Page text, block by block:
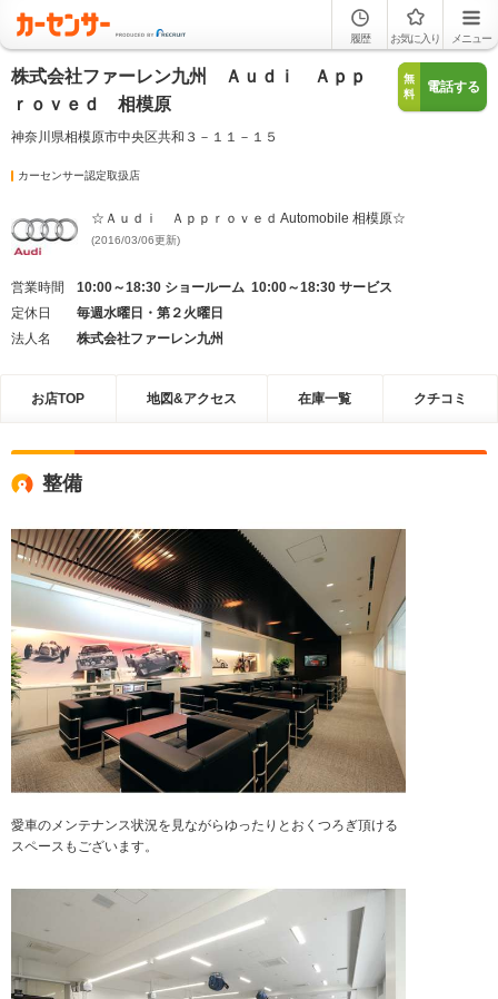
履歴 お気に入り メニュー
株式会社ファーレン九州 Ａｕｄｉ Ａｐｐ
ｒｏｖｅｄ 相模原
神奈川県相模原市中央区共和３－１１－１５
無
料
電話する
カーセンサー認定取扱店
☆Ａｕｄｉ Ａｐｐｒｏｖｅｄ Automobile 相模原☆
(2016/03/06更新)
営業時間
10:00～18:30 ショールーム 10:00～18:30 サービス
定休日
毎週水曜日・第２火曜日
法人名
株式会社ファーレン九州
お店TOP 地図&アクセス 在庫一覧 クチコミ
整備
愛車のメンテナンス状況を見ながらゆったりとおくつろぎ頂ける
スペースもございます。